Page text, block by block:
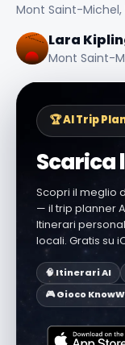
Mont Saint-Michel,
Lara
Mont Saint-
🏆 AI Trip
Scarica
Scopri il meglio
— il trip planner
Itinerari
locali. Gratis su
🧠 Itinerari AI
🎮 Gioco